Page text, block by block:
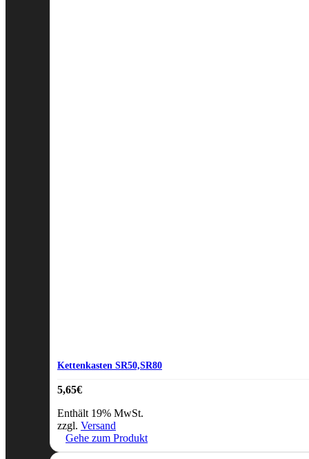
Kettenkasten SR50,SR80
5,65€
Enthält 19% MwSt.
zzgl. Versand
Gehe zum Produkt